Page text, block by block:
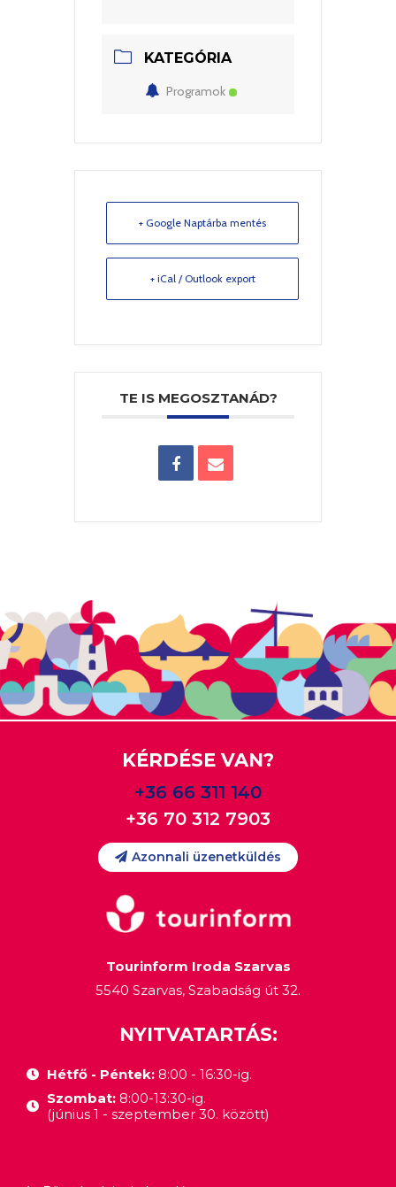
KATEGÓRIA
Programok
+ Google Naptárba mentés
+ iCal / Outlook export
TE IS MEGOSZTANÁD?
KÉRDÉSE VAN?
+36 66 311 140
+36 70 312 7903
Azonnali üzenetküldés
Tourinform Iroda Szarvas
5540 Szarvas, Szabadság út 32.
NYITVATARTÁS:
Hétfő - Péntek:8:00 - 16:30-ig.
Szombat: 8:00-13:30-ig.
(június 1 - szeptember 30. között)